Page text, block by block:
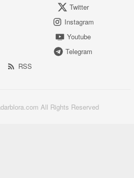
Twitter
Instagram
Youtube
Telegram
RSS
All Rights Reserved